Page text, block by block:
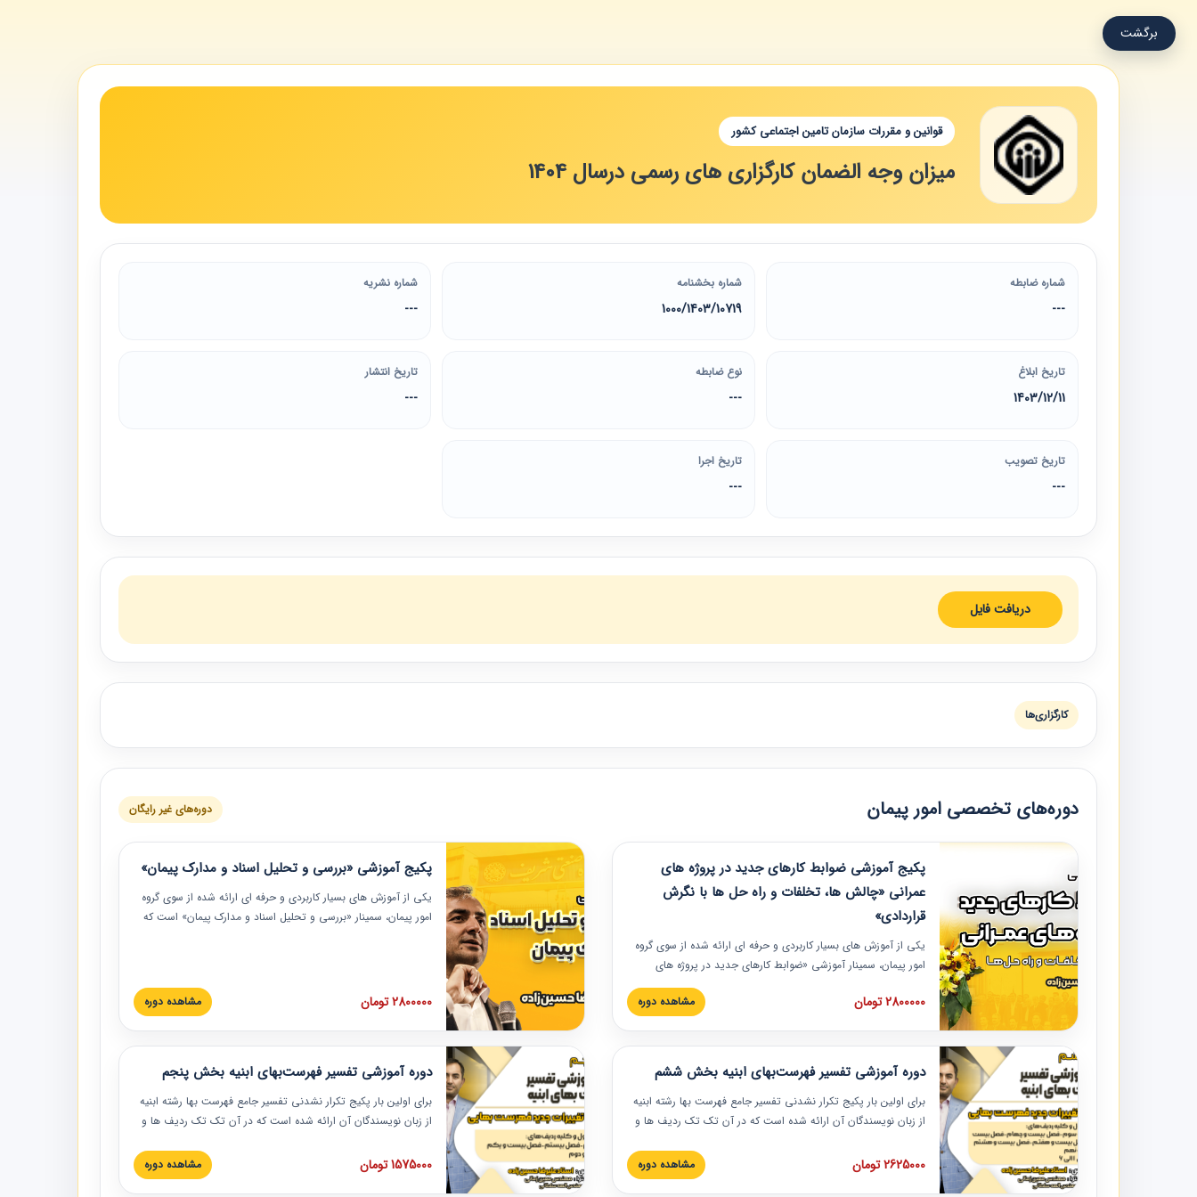
برگشت
قوانین و مقررات سازمان تامین اجتماعی کشور
میزان وجه الضمان کارگزاری های رسمی درسال 1404
شماره ضابطه
---
شماره بخشنامه
10719/‏1403/‏1000
شماره نشریه
---
تاریخ ابلاغ
1403/12/11
نوع ضابطه
---
تاریخ انتشار
---
تاریخ تصویب
---
تاریخ اجرا
---
دریافت فایل
کارگزاری‌ها
دوره‌های تخصصی امور پیمان دوره‌های غیر رایگان
پکیج آموزشی ضوابط کارهای جدید در پروژه های
عمرانی «چالش ها، تخلفات و راه حل ها با نگرش
قراردادی»
یکی از آموزش‏‏‏‏‏‏ های بسیار کاربردی و حرفه‏ ای ارائه شده از سوی گروه
امور پیمان، سمینار آموزشی «ضوابط کارهای جدید در پروژه های
عمرانی» چالش ها، تخلفات و راه حل ها با نگرش قراردادی است که
در محل سندیکای شرکت های ساختمانی کشور ارائه شد. در این
به همراه تجربیات عملی ارائه شده است.
2800000 تومان مشاهده دوره
پکیج آموزشی «بررسی و تحلیل اسناد و مدارک پیمان»
یکی از آموزش‏‏‏‏‏‏ های بسیار کاربردی و حرفه‏ ای ارائه شده از سوی گروه
امور پیمان، سمینار «بررسی و تحلیل اسناد و مدارک پیمان» است که
عملی در این خصوص ارائه شده است.
2800000 تومان مشاهده دوره
دوره آموزشی تفسیر فهرست‌بهای ابنیه بخش ششم
برای اولین بار پکیج تکرار نشدنی تفسیر جامع فهرست بها رشته ابنیه
از زبان نویسندگان آن ارائه شده است که در آن تک تک ردیف ها و
تصویری بوده و به همراه تصاویر عملیات اجرایی مرتبط با ردیف های
فهرست بها ارائه شده است. این دوره با کلام مهندس
2625000 تومان مشاهده دوره
دوره آموزشی تفسیر فهرست‌بهای ابنیه بخش پنجم
برای اولین بار پکیج تکرار نشدنی تفسیر جامع فهرست بها رشته ابنیه
از زبان نویسندگان آن ارائه شده است که در آن تک تک ردیف ها و
تصویری بوده و به همراه تصاویر عملیات اجرایی مرتبط با ردیف های
فهرست بها ارائه شده است. این دوره با کلام مهندس
1575000 تومان مشاهده دوره